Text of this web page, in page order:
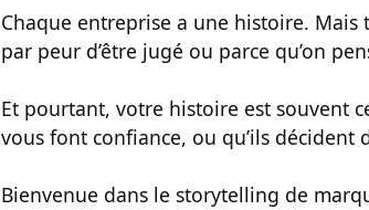
Chaque entreprise a une histoire. Mais
par peur d’être jugé ou parce qu’on
Et pourtant, votre histoire est souvent
vous font confiance, ou qu’ils décident
Bienvenue dans le storytelling de